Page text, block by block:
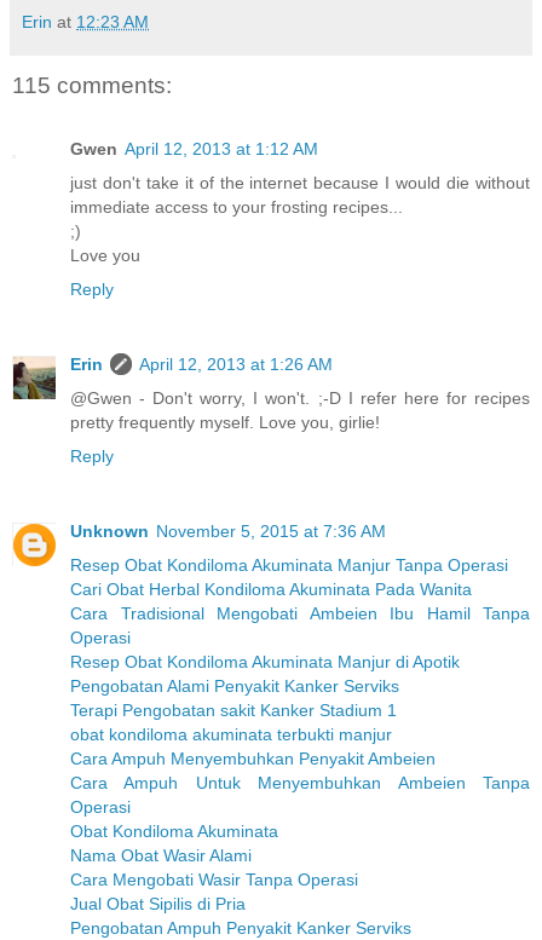
Erin at 12:23 AM
115 comments:
Gwen April 12, 2013 at 1:12 AM
just don't take it of the internet because I would die without
immediate access to your frosting recipes...
;)
Love you
Reply
Erin
April 12, 2013 at 1:26 AM
@Gwen - Don't worry, I won't. ;-D I refer here for recipes
pretty frequently myself. Love you, girlie!
Reply
Unknown November 5, 2015 at 7:36 AM
Resep Obat Kondiloma Akuminata Manjur Tanpa Operasi
Cari Obat Herbal Kondiloma Akuminata Pada Wanita
Cara Tradisional Mengobati Ambeien Ibu Hamil Tanpa
Operasi
Resep Obat Kondiloma Akuminata Manjur di Apotik
Pengobatan Alami Penyakit Kanker Serviks
Terapi Pengobatan sakit Kanker Stadium 1
obat kondiloma akuminata terbukti manjur
Cara Ampuh Menyembuhkan Penyakit Ambeien
Cara Ampuh Untuk Menyembuhkan Ambeien Tanpa
Operasi
Obat Kondiloma Akuminata
Nama Obat Wasir Alami
Cara Mengobati Wasir Tanpa Operasi
Jual Obat Sipilis di Pria
Pengobatan Ampuh Penyakit Kanker Serviks